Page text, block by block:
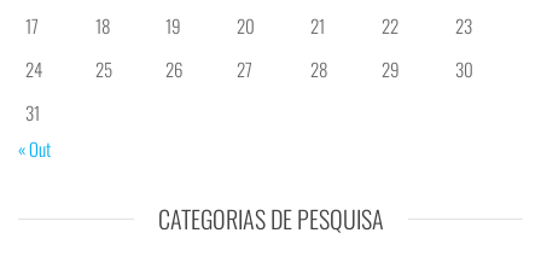
17
18 19 20 21 22
23
24
25 26 27 28 29
30
31
« Out
CATEGORIAS DE PESQUISA